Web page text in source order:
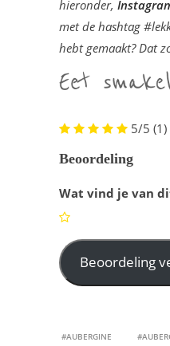
hieronder,
met de hashtag
hebt gemaakt? Dat
5/5 (1)
Beoordeling
Wat vind je van
#AUBERGINE